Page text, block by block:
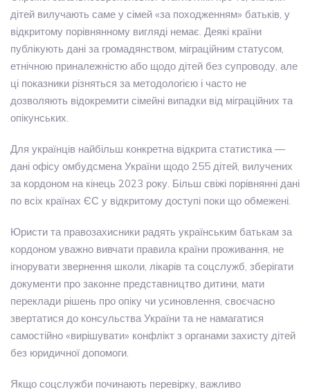
дітей вилучають саме у сімей «за походженням» батьків, у
відкритому порівнянному вигляді немає. Деякі країни
публікують дані за громадянством, міграційним статусом,
етнічною приналежністю або щодо дітей без супроводу, але
ці показники різняться за методологією і часто не
дозволяють відокремити сімейні випадки від міграційних та
опікунських.
Для українців найбільш конкретна відкрита статистика —
дані офісу омбудсмена України щодо 255 дітей, вилучених
за кордоном на кінець 2023 року. Більш свіжі порівнянні дані
по всіх країнах ЄС у відкритому доступі поки що обмежені.
Юристи та правозахисники радять українським батькам за
кордоном уважно вивчати правила країни проживання, не
ігнорувати звернення школи, лікарів та соцслужб, зберігати
документи про законне представництво дитини, мати
переклади рішень про опіку чи усиновлення, своєчасно
звертатися до консульства України та не намагатися
самостійно «вирішувати» конфлікт з органами захисту дітей
без юридичної допомоги.
Якщо соцслужби починають перевірку, важливо